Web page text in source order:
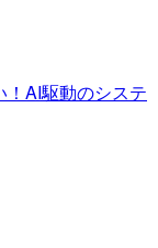
！AI駆動のシステ